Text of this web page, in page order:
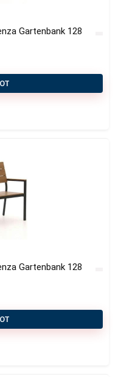
Gartenbank 128
Gartenbank 128